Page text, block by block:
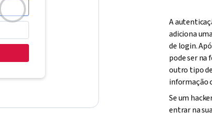
A
adiciona
de login.
pode ser na
outro tipo
informação
Se um
entrar na